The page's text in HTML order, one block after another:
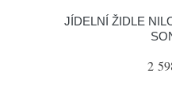
JÍDELNÍ ŽIDLE
2